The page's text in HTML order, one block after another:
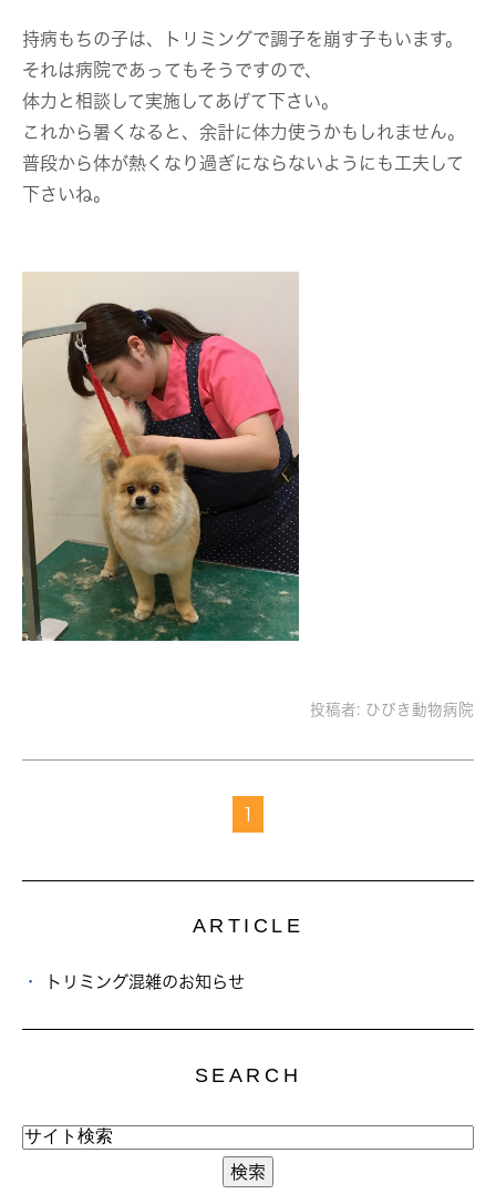
持病もちの子は、トリミングで調子を崩す子もいます。
それは病院であってもそうですので、
体力と相談して実施してあげて下さい。
これから暑くなると、余計に体力使うかもしれません。
普段から体が熱くなり過ぎにならないようにも工夫して
下さいね。
投稿者: ひびき動物病院
1
ARTICLE
トリミング混雑のお知らせ
SEARCH